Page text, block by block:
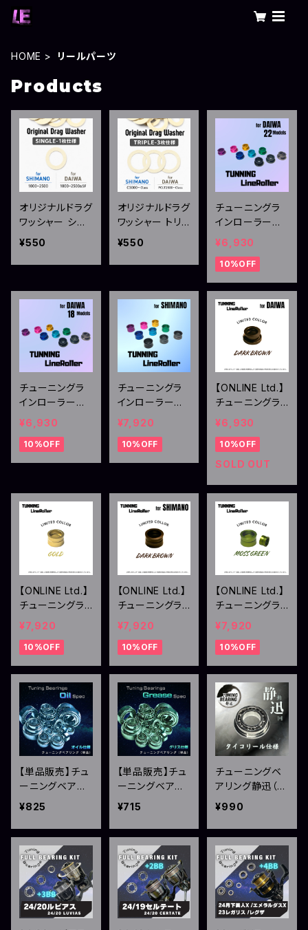
HOME リールパーツ
Products
オリジナルドラグ
ワッシャー シン
グル仕様
¥550
オリジナルドラグ
ワッシャー トリ
プル仕様
¥550
チューニングラ
インローラー
ダイワ用（22イグ
ジスト系）
¥6,930
10%OFF
チューニングラ
インローラー
ダイワ用（18イグ
ジスト系）
¥6,930
10%OFF
チューニングラ
インローラー
シマノ用
¥7,920
10%OFF
【ONLINE Ltd.】
チューニングラ
インローラー
ダイワ用 ダーク
ブラウン
¥6,930
10%OFF
SOLD OUT
【ONLINE Ltd.】
チューニングラ
インローラー
シマノ用 ゴール
ド
¥7,920
10%OFF
【ONLINE Ltd.】
チューニングラ
インローラー
シマノ用 ダーク
ブラウン
¥7,920
10%OFF
【ONLINE Ltd.】
チューニングラ
インローラー
シマノ用 モスグ
リーン
¥7,920
10%OFF
【単品販売】チュ
ーニングベアリ
ング（オイル仕
¥825
【単品販売】チュ
ーニングベアリ
ング（グリス仕
¥715
チューニングベ
アリング静迅（タ
イコリール仕様）
¥990